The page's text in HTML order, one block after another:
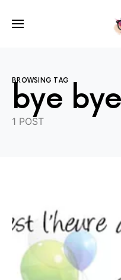
BROWSING TAG
bye
1 POST